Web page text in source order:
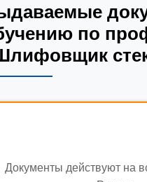
по
Документы действуют на